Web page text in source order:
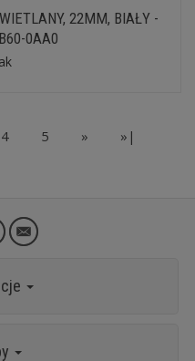
22MM, BIAŁY -
0AA0
4 5 » »|